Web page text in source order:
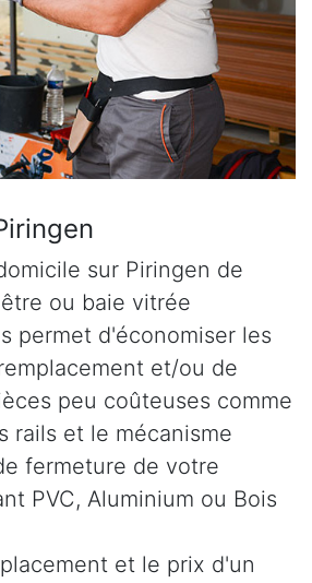
sur Piringen de
ou baie vitrée
permet d'économiser les
et/ou de
peu coûteuses comme
rails et le mécanisme
fermeture de votre
PVC, Aluminium ou Bois
et le prix d'un